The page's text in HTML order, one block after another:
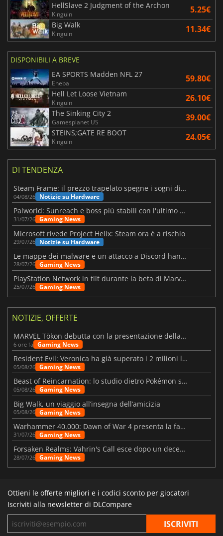
HellSlave 2 Judgment of the Archon
Kinguin 5.25€
Big Walk
Kinguin 11.34€
DISPONIBILI A BREVE
EA SPORTS Madden NFL 27
Eneba 59.80€
Hell Let Loose Vietnam
Kinguin 26.10€
The Sinking City 2
Gamesplanet US 39.00€
STEINS;GATE RE BOOT
Kinguin 24.05€
DI TENDENZA
Steam Frame: il prezzo trapelato spegne i sogni di un VR economico
04/08/26 Notizie su Hardware
Palworld: Sunreach e boss più stabili con l'ultimo update
31/07/26 Gaming News
Microsoft rivede Project Helix: Steam ora è a rischio
29/07/26 Notizie su Hardware
Le mappe dei malware e un attacco a Discord hanno colpito Meccha Chameleon
28/07/26 Gaming News
PlayStation Network in tilt durante la beta di Marvel Tōkon
25/07/26 Gaming News
NOTIZIE, OFFERTE
MARVEL Tōkon debutta con la presentazione della roadmap per il primo anno
6 ore fa Gaming News
Resident Evil: Veronica ha già superato i 2 milioni liste dei desideri
05/08/26 Gaming News
Beast of Reincarnation: lo studio dietro Pokémon su una nuova strada
05/08/26 Gaming News
Big Walk, un viaggio all’insegna dell’amicizia
05/08/26 Gaming News
Warhammer 40.000: Dawn of War 4 presenta la fazione dei Necron
31/07/26 Gaming News
Forsaken Realms: Vahrin's Call esce dopo un decennio di sviluppo
28/07/26 Gaming News
Ottieni le offerte migliori e i codici sconto per giocatori
Iscriviti alla newsletter di DLCompare